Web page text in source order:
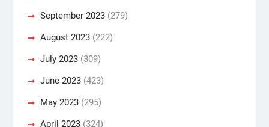
September 2023(279)
August 2023(222)
July 2023(309)
June 2023(423)
May 2023(295)
April 2023(324)